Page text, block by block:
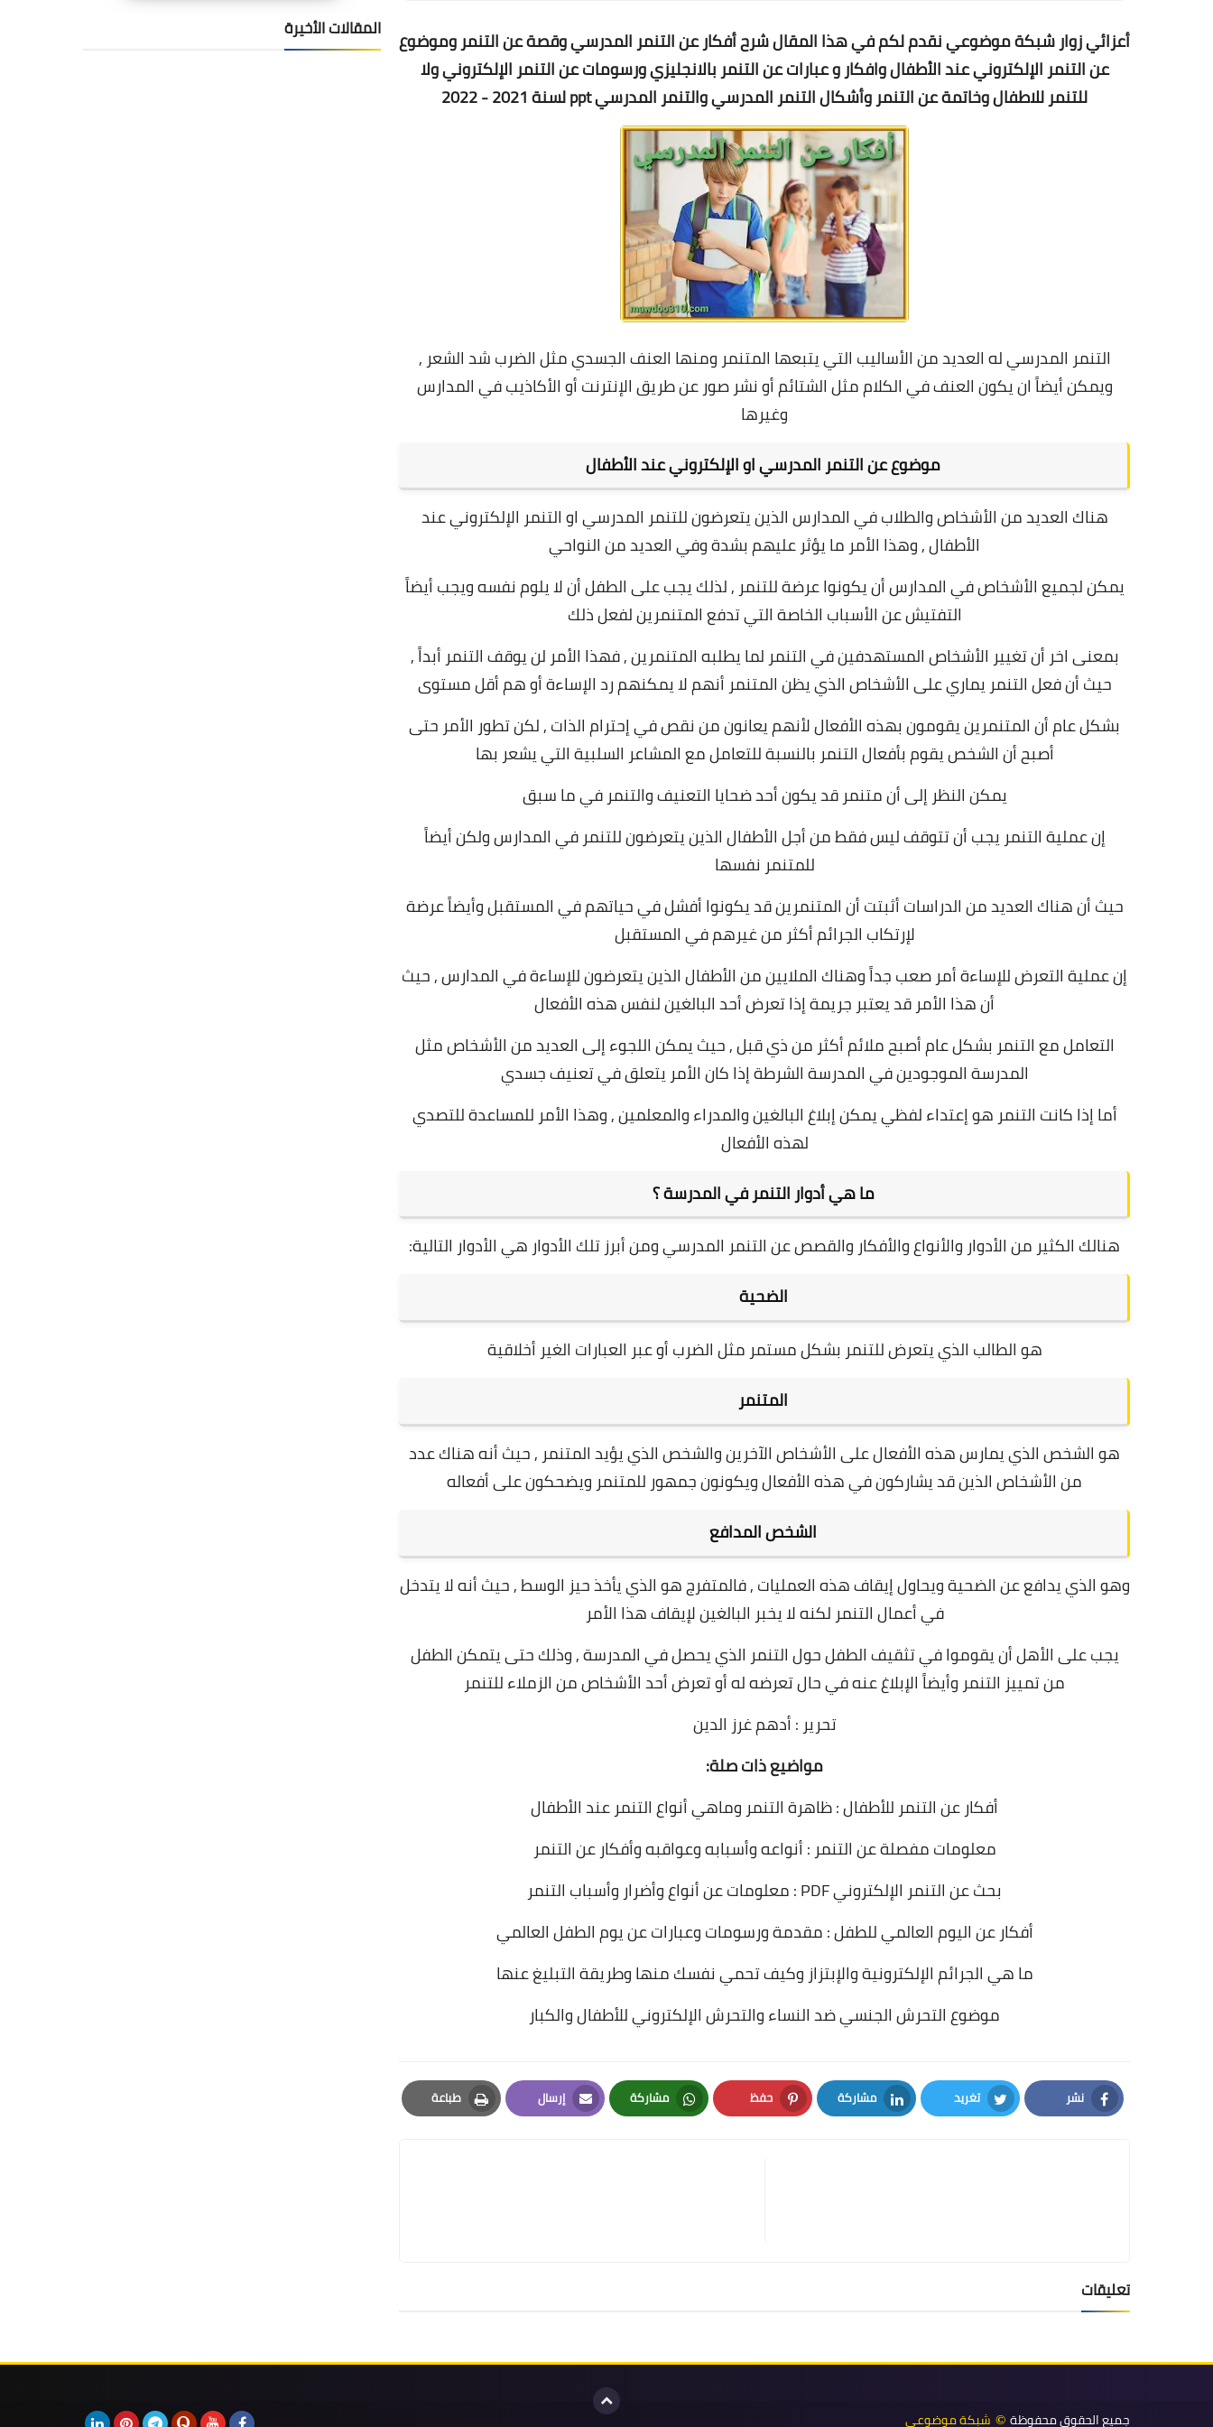
أعزائي زوار شبكة موضوعي نقدم لكم في هذا المقال شرحأفكار عن التنمر المدرسي وقصة عن التنمر وموضوع
عن التنمر الإلكتروني عند الأطفال وافكار و عبارات عن التنمر بالانجليزي ورسومات عن التنمر الإلكتروني ولا
للتنمر للاطفال وخاتمة عن التنمر وأشكال التنمر المدرسي والتنمر المدرسي ppt لسنة 2021 - 2022
التنمر المدرسي له العديد من الأساليب التي يتبعها المتنمر ومنها العنف الجسدي مثل الضرب شد الشعر ,
ويمكن أيضاً ان يكون العنف في الكلام مثل الشتائم أو نشر صور عن طريق الإنترنت أو الأكاذيب في المدارس
وغيرها
موضوع عن التنمر المدرسي او الإلكتروني عند الأطفال
هناك العديد من الأشخاص والطلاب في المدارس الذين يتعرضون للتنمر المدرسي او التنمر الإلكتروني عند
الأطفال , وهذا الأمر ما يؤثر عليهم بشدة وفي العديد من النواحي
يمكن لجميع الأشخاص في المدارس أن يكونوا عرضة للتنمر , لذلك يجب على الطفل أن لا يلوم نفسه ويجب أيضاً
التفتيش عن الأسباب الخاصة التي تدفع المتنمرين لفعل ذلك
بمعنى اخر أن تغيير الأشخاص المستهدفين في التنمر لما يطلبه المتنمرين , فهذا الأمر لن يوقف التنمر أبداً ,
حيث أن فعل التنمر يماري على الأشخاص الذي يظن المتنمر أنهم لا يمكنهم رد الإساءة أو هم أقل مستوى
بشكل عام أن المتنمرين يقومون بهذه الأفعال لأنهم يعانون من نقص في إحترام الذات , لكن تطور الأمر حتى
أصبح أن الشخص يقوم بأفعال التنمر بالنسبة للتعامل مع المشاعر السلبية التي يشعر بها
يمكن النظر إلى أن متنمر قد يكون أحد ضحايا التعنيف والتنمر في ما سبق
إن عملية التنمر يجب أن تتوقف ليس فقط من أجل الأطفال الذين يتعرضون للتنمر في المدارس ولكن أيضاً
للمتنمر نفسها
حيث أن هناك العديد من الدراسات أثبتت أن المتنمرين قد يكونوا أفشل في حياتهم في المستقبل وأيضاً عرضة
لإرتكاب الجرائم أكثر من غيرهم في المستقبل
إن عملية التعرض للإساءة أمر صعب جداً وهناك الملايين من الأطفال الذين يتعرضون للإساءة في المدارس , حيث
أن هذا الأمر قد يعتبر جريمة إذا تعرض أحد البالغين لنفس هذه الأفعال
التعامل مع التنمر بشكل عام أصبح ملائم أكثر من ذي قبل , حيث يمكن اللجوء إلى العديد من الأشخاص مثل
المدرسة الموجودين في المدرسة الشرطة إذا كان الأمر يتعلق في تعنيف جسدي
أما إذا كانت التنمر هو إعتداء لفظي يمكن إبلاغ البالغين والمدراء والمعلمين , وهذا الأمر للمساعدة للتصدي
لهذه الأفعال
ما هي أدوار التنمر في المدرسة ؟
هنالك الكثير من الأدوار والأنواع والأفكار والقصص عن التنمر المدرسي ومن أبرز تلك الأدوار هي الأدوار التالية:
الضحية
هو الطالب الذي يتعرض للتنمر بشكل مستمر مثل الضرب أو عبر العبارات الغير أخلاقية
المتنمر
هو الشخص الذي يمارس هذه الأفعال على الأشخاص الآخرين والشخص الذي يؤيد المتنمر ,حيث أنه هناك عدد
من الأشخاص الذين قد يشاركون في هذه الأفعال ويكونون جمهور للمتنمر ويضحكون على أفعاله
الشخص المدافع
وهو الذي يدافع عن الضحية ويحاول إيقاف هذه العمليات , فالمتفرج هو الذي يأخذ حيز الوسط , حيث أنه لا يتدخل
في أعمال التنمر لكنه لا يخبر البالغين لإيقاف هذا الأمر
يجب على الأهل أن يقوموا في تثقيف الطفل حول التنمر الذي يحصل في المدرسة , وذلك حتى يتمكن الطفل
من تمييز التنمر وأيضاً الإبلاغ عنه في حال تعرضه له أو تعرض أحد الأشخاص من الزملاء للتنمر
تحرير : أدهم غرز الدين
مواضيع ذات صلة:
أفكار عن التنمر للأطفال : ظاهرة التنمر وماهي أنواع التنمر عند الأطفال
معلومات مفصلة عن التنمر : أنواعه وأسبابه وعواقبه وأفكار عن التنمر
بحث عن التنمر الإلكتروني PDF : معلومات عن أنواع وأضرار وأسباب التنمر
أفكار عن اليوم العالمي للطفل : مقدمة ورسومات وعبارات عن يوم الطفل العالمي
ما هي الجرائم الإلكترونية والإبتزاز وكيف تحمي نفسك منها وطريقة التبليغ عنها
موضوع التحرش الجنسي ضد النساء والتحرش الإلكتروني للأطفال والكبار
نشر
Facebook
تغريد
Twitter
مشاركة
LinkedIn
حفظ
Pinterest
مشاركة
Whatsapp
إرسال
Email
طباعة
Print
تعليقات
المقالات الأخيرة
جميع الحقوق محفوظة © شبكة موضوعي